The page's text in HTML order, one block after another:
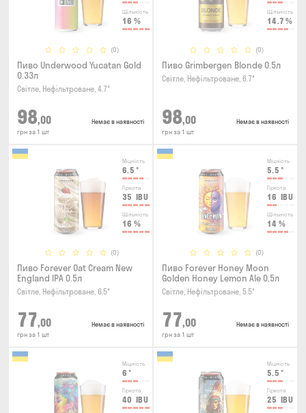
Щільність
16 %
(0)
Пиво Underwood Yucatan Gold
0.33л
Світле, Нефільтроване, 4.7°
98,00
грн за 1 шт
Немає в наявності
Щільність
14.7 %
(0)
Пиво Grimbergen Blonde 0.5л
Світле, Нефільтроване, 6.7°
98,00
грн за 1 шт
Немає в наявності
Міцність
6.5 °
Гіркота
35 IBU
Щільність
16 %
(0)
Пиво Forever Oat Cream New
England IPA 0.5л
Світле, Нефільтроване, 6.5°
77,00
грн за 1 шт
Немає в наявності
Міцність
5.5 °
Гіркота
16 IBU
Щільність
14 %
(0)
Пиво Forever Honey Moon
Golden Honey Lemon Ale 0.5л
Світле, Нефільтроване, 5.5°
77,00
грн за 1 шт
Немає в наявності
Міцність
6 °
Гіркота
40 IBU
Міцність
5.5 °
Гіркота
25 IBU